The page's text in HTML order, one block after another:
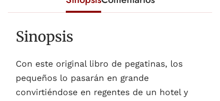
Sinopsis
Con este original libro de pegatinas, los
pequeños lo pasarán en grande
convirtiéndose en regentes de un hotel y